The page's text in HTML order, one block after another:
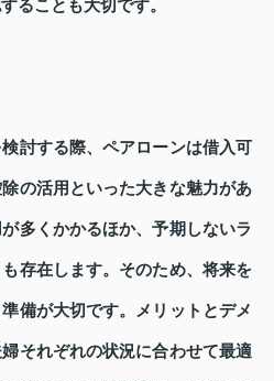
ることも大切です。
討する際、ペアローンは借入可
の活用といった大きな魅力があ
多くかかるほか、予期しないラ
存在します。そのため、将来を
備が大切です。メリットとデメ
それぞれの状況に合わせて最適